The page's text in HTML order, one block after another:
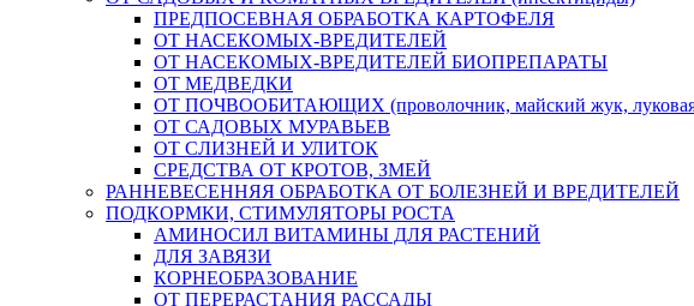
ПРЕДПОСЕВНАЯ ОБРАБОТКА КАРТОФЕЛЯ
ОТ НАСЕКОМЫХ-ВРЕДИТЕЛЕЙ
ОТ НАСЕКОМЫХ-ВРЕДИТЕЛЕЙ БИОПРЕПАРАТЫ
ОТ МЕДВЕДКИ
ОТ ПОЧВООБИТАЮЩИХ (проволочник, майский жук,
ОТ САДОВЫХ МУРАВЬЕВ
ОТ СЛИЗНЕЙ И УЛИТОК
СРЕДСТВА ОТ КРОТОВ, ЗМЕЙ
РАННЕВЕСЕННЯЯ ОБРАБОТКА ОТ БОЛЕЗНЕЙ И ВРЕДИТЕЛЕЙ
ПОДКОРМКИ, СТИМУЛЯТОРЫ РОСТА
АМИНОСИЛ ВИТАМИНЫ ДЛЯ РАСТЕНИЙ
ДЛЯ ЗАВЯЗИ
КОРНЕОБРАЗОВАНИЕ
ОТ ПЕРЕРАСТАНИЯ РАССАДЫ